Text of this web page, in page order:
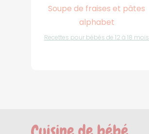
Soupe de fraises et pâtes
alphabet
Recettes pour bébés de 12 à 18 mois